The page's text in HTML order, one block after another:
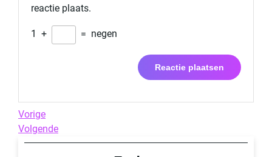
reactie plaats.
1 + = negen
Berichtnavigatie
Previous
Post
Vorige
Next
Post
Volgende